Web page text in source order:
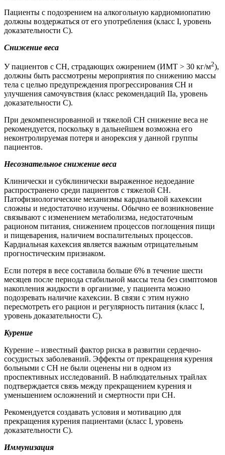
Пациенты с подозрением на алкогольную кардиомиопатию
должны воздержаться от его употребления (класс I, уровень
доказательности С).
Снижение веса
У пациентов с СН, страдающих ожирением (ИМТ > 30 кг/м2),
должны быть рассмотрены мероприятия по снижению массы
тела с целью предупреждения прогрессирования СН и
улучшения самочувствия (класс рекомендаций IIa, уровень
доказательности С).
При декомпенсированной и тяжелой СН снижение веса не
рекомендуется, поскольку в дальнейшем возможна его
неконтролируемая потеря и анорексия у данной группы
пациентов.
Несознательное снижение веса
Клинически и субклинически выраженное недоедание
распространено среди пациентов с тяжелой СН.
Патофизиологические механизмы кардиальной кахексии
сложны и недостаточно изучены. Обычно ее возникновение
связывают с изменением метаболизма, недостаточным
рационом питания, снижением процессов поглощения пищи
и пищеварения, наличием воспалительных процессов.
Кардиальная кахексия является важным отрицательным
прогностическим признаком.
Если потеря в весе составила больше 6% в течение шести
месяцев после периода стабильной массы тела без симптомов
накопления жидкости в организме, у пациента можно
подозревать наличие кахексии. В связи с этим нужно
пересмотреть его рацион и регулярность питания (класс I,
уровень доказательности С).
Курение
Курение – известный фактор риска в развитии сердечно-
сосудистых заболеваний. Эффекты от прекращения курения
больными с СН не были оценены ни в одном из
проспективных исследований. В наблюдательных трайлах
подтверждается связь между прекращением курения и
уменьшением осложнений и смертности при СН.
Рекомендуется создавать условия и мотивацию для
прекращения курения пациентами (класс I, уровень
доказательности С).
Иммунизация